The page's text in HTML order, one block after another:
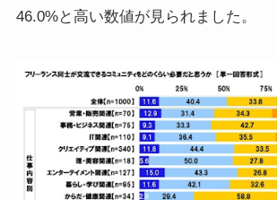
46.0%と高い数値が見られました。